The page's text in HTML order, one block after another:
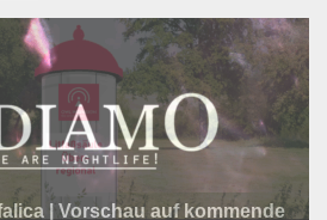
| Vorschau auf kommende